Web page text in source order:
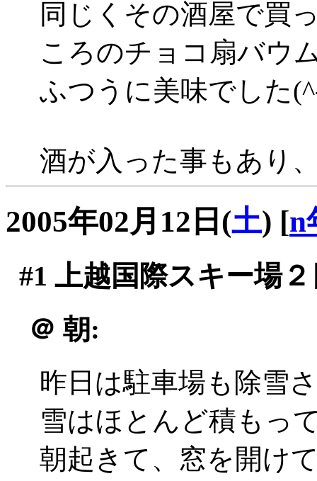
同じくその酒屋で買
ころのチョコ扇バウ
ふつうに美味でした
酒が入った事もあり
2005年02月12日(土) [n
#1 上越国際スキー場
＠ 朝:
昨日は駐車場も除雪
雪はほとんど積もっ
朝起きて、窓を開け